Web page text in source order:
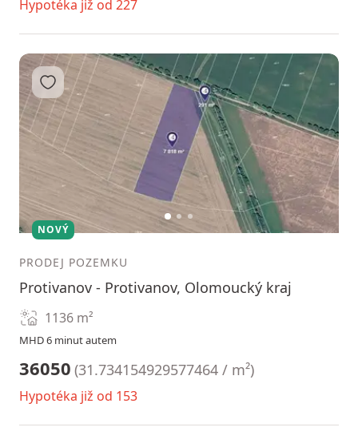
Hypotéka již od 227
12 3
Přidat do oblíbených
NOVÝ
PRODEJ POZEMKU
Protivanov - Protivanov, Olomoucký kraj
1136 m²
MHD 6 minut autem
36050 (31.734154929577464 / m²)
Hypotéka již od 153